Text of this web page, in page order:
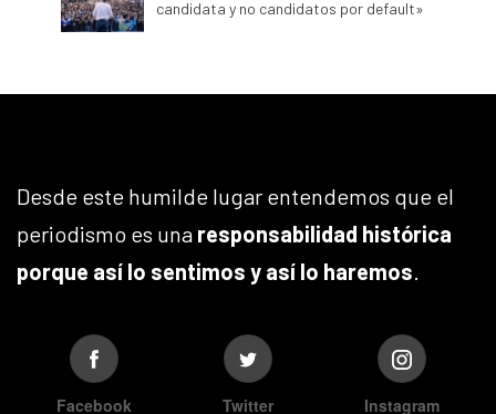
candidata y no candidatos por default»
Desde este humilde lugar entendemos que el
periodismo es una responsabilidad histórica
porque así lo sentimos y así lo haremos.
Facebook Twitter Instagram